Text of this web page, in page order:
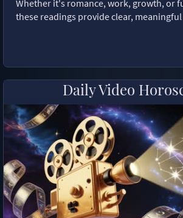
Whether it's romance, work, growth, or
these readings provide clear,
Daily Video